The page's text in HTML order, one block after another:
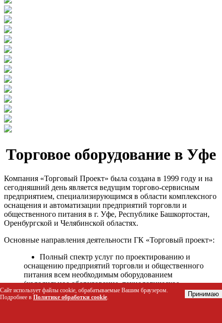
Торговое оборудование в Уфе
Компания «Торговый Проект» была создана в 1999 году и на
сегодняшний день является ведущим торгово-сервисным
предприятием, специализирующимся в области комплексного
оснащения и автоматизации предприятий торговли и
общественного питания в г. Уфе, Республике Башкортостан,
Оренбургской и Челябинской областях.
Основные направления деятельности ГК «Торговый проект»:
Полный спектр услуг по проектированию и
оснащению предприятий торговли и общественного
питания всем необходимым оборудованием
(холодильное оборудование, технологическое
оборудование, стеллажное оборудование и т.д.);
Автоматизация торговых процессов и внедрения
Сайт использует файлы cookie, обрабатываемые Вашим браузером.
Подробнее в Политике обработки cookie. Принимаю